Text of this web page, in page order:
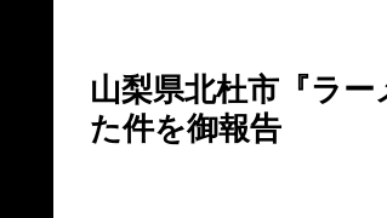
山梨県北杜市『ラ
た件を御報告